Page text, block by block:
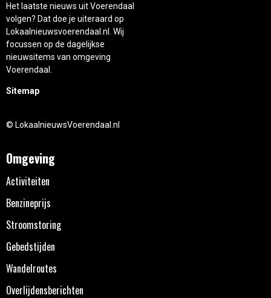
Het laatste nieuws uit Voerendaal
volgen? Dat doe je uiteraard op
Lokaalnieuwsvoerendaal.nl. Wij
focussen op de dagelijkse
nieuwsitems van omgeving
Voerendaal.
Sitemap
© LokaalnieuwsVoerendaal.nl
Omgeving
Activiteiten
Benzineprijs
Stroomstoring
Gebedstijden
Wandelroutes
Overlijdensberichten